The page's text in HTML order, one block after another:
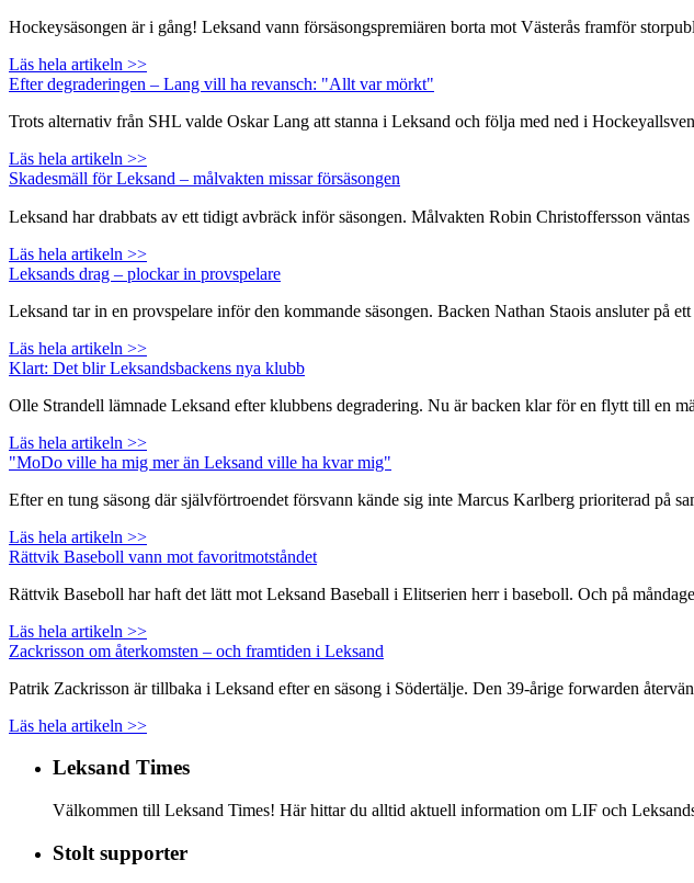
Hockeysäsongen är i gång! Leksand vann försäsongspremiären borta mot Västerås framför
Läs hela artikeln >>
Efter degraderingen – Lang vill ha revansch: "Allt var mörkt"
Trots alternativ från SHL valde Oskar Lang att stanna i Leksand och följa med ned i
Läs hela artikeln >>
Skadesmäll för Leksand – målvakten missar försäsongen
Leksand har drabbats av ett tidigt avbräck inför säsongen. Målvakten Robin Christoffersson
Läs hela artikeln >>
Leksands drag – plockar in provspelare
Leksand tar in en provspelare inför den kommande säsongen. Backen Nathan Staois ansluter
Läs hela artikeln >>
Klart: Det blir Leksandsbackens nya klubb
Olle Strandell lämnade Leksand efter klubbens degradering. Nu är backen klar för en flytt till
Läs hela artikeln >>
"MoDo ville ha mig mer än Leksand ville ha kvar mig"
Efter en tung säsong där självförtroendet försvann kände sig inte Marcus Karlberg prioriterad
Läs hela artikeln >>
Rättvik Baseboll vann mot favoritmotståndet
Rättvik Baseboll har haft det lätt mot Leksand Baseball i Elitserien herr i baseboll. Och på
Läs hela artikeln >>
Zackrisson om återkomsten – och framtiden i Leksand
Patrik Zackrisson är tillbaka i Leksand efter en säsong i Södertälje. Den 39-årige forwarden
Läs hela artikeln >>
Leksand Times
Välkommen till Leksand Times! Här hittar du alltid aktuell information om LIF och
Stolt supporter